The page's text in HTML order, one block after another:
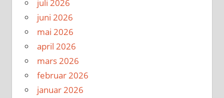
juli 2026
juni 2026
mai 2026
april 2026
mars 2026
februar 2026
januar 2026